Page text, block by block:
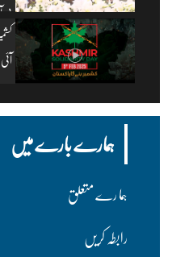
پی
ہمارے بارے میں
ہما رے متعلق
رابطہ کریں